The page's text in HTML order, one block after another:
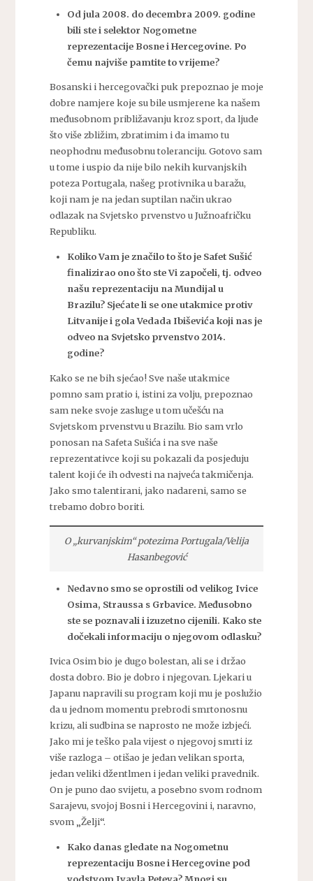
Od jula 2008. do decembra 2009. godine
bili ste i selektor Nogometne
reprezentacije Bosne i Hercegovine. Po
čemu najviše pamtite to vrijeme?
Bosanski i hercegovački puk prepoznao je moje
dobre namjere koje su bile usmjerene ka našem
međusobnom približavanju kroz sport, da ljude
što više zbližim, zbratimim i da imamo tu
neophodnu međusobnu toleranciju. Gotovo sam
u tome i uspio da nije bilo nekih kurvanjskih
poteza Portugala, našeg protivnika u baražu,
koji nam je na jedan suptilan način ukrao
odlazak na Svjetsko prvenstvo u Južnoafričku
Republiku.
Koliko Vam je značilo to što je Safet Sušić
finalizirao ono što ste Vi započeli, tj. odveo
našu reprezentaciju na Mundijal u
Brazilu? Sjećate li se one utakmice protiv
Litvanije i gola Vedada Ibiševića koji nas je
odveo na Svjetsko prvenstvo 2014.
godine?
Kako se ne bih sjećao! Sve naše utakmice
pomno sam pratio i, istini za volju, prepoznao
sam neke svoje zasluge u tom učešću na
Svjetskom prvenstvu u Brazilu. Bio sam vrlo
ponosan na Safeta Sušića i na sve naše
reprezentativce koji su pokazali da posjeduju
talent koji će ih odvesti na najveća takmičenja.
Jako smo talentirani, jako nadareni, samo se
trebamo dobro boriti.
O „kurvanjskim“ potezima Portugala/Velija
Hasanbegović
Nedavno smo se oprostili od velikog Ivice
Osima, Straussa s Grbavice. Međusobno
ste se poznavali i izuzetno cijenili. Kako ste
dočekali informaciju o njegovom odlasku?
Ivica Osim bio je dugo bolestan, ali se i držao
dosta dobro. Bio je dobro i njegovan. Ljekari u
Japanu napravili su program koji mu je poslužio
da u jednom momentu prebrodi smrtonosnu
krizu, ali sudbina se naprosto ne može izbjeći.
Jako mi je teško pala vijest o njegovoj smrti iz
više razloga – otišao je jedan velikan sporta,
jedan veliki džentlmen i jedan veliki pravednik.
On je puno dao svijetu, a posebno svom rodnom
Sarajevu, svojoj Bosni i Hercegovini i, naravno,
svom „Želji“.
Kako danas gledate na Nogometnu
reprezentaciju Bosne i Hercegovine pod